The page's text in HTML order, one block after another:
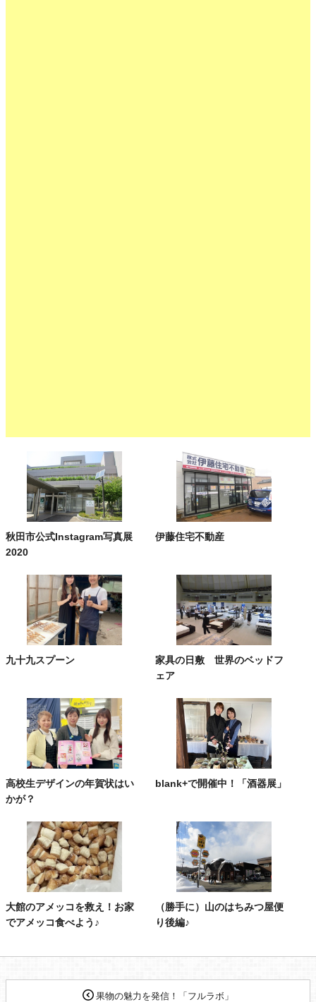
秋田市公式Instagram写真展
2020
伊藤住宅不動産
九十九スプーン
家具の日敷 世界のベッドフ
ェア
高校生デザインの年賀状はい
かが？
blank+で開催中！「酒器展」
大館のアメッコを救え！お家
でアメッコ食べよう♪
（勝手に）山のはちみつ屋便
り後編♪
果物の魅力を発信！「フルラボ」